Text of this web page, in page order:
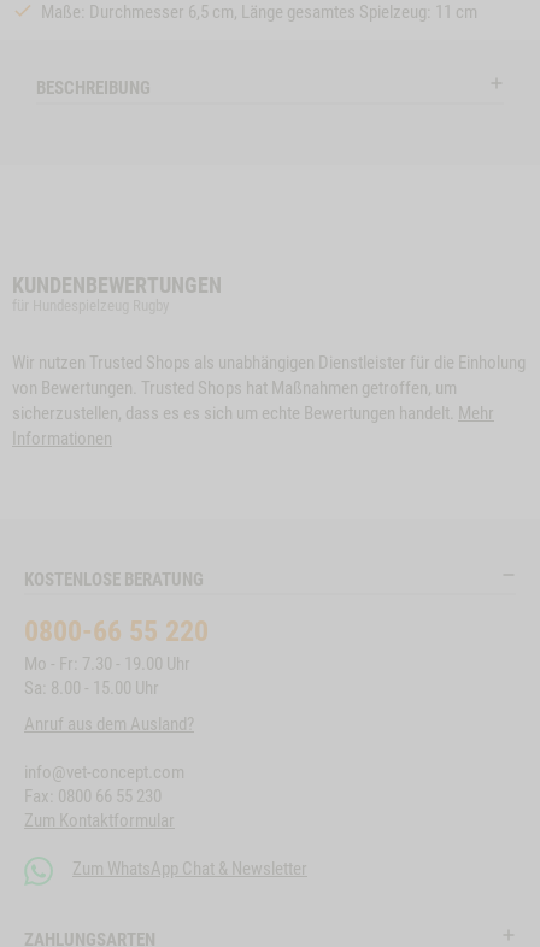
Maße: Durchmesser 6,5 cm, Länge gesamtes Spielzeug: 11 cm
BESCHREIBUNG
KUNDENBEWERTUNGEN
Wir nutzen Trusted Shops als unabhängigen Dienstleister für die Einholung
von Bewertungen. Trusted Shops hat Maßnahmen getroffen, um
sicherzustellen, dass es es sich um echte Bewertungen handelt. Mehr
Informationen
KOSTENLOSE BERATUNG
0800-66 55 220
Mo - Fr: 7.30 - 19.00 Uhr
Sa: 8.00 - 15.00 Uhr
Anruf aus dem Ausland?
info@vet-concept.com
Fax: 0800 66 55 230
Zum Kontaktformular
Zum WhatsApp Chat & Newsletter
ZAHLUNGSARTEN